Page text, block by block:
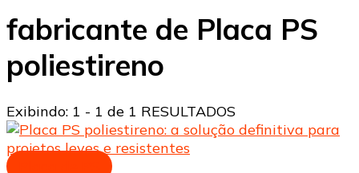
fabricante de Placa PS
poliestireno
Exibindo: 1 - 1 de 1 RESULTADOS